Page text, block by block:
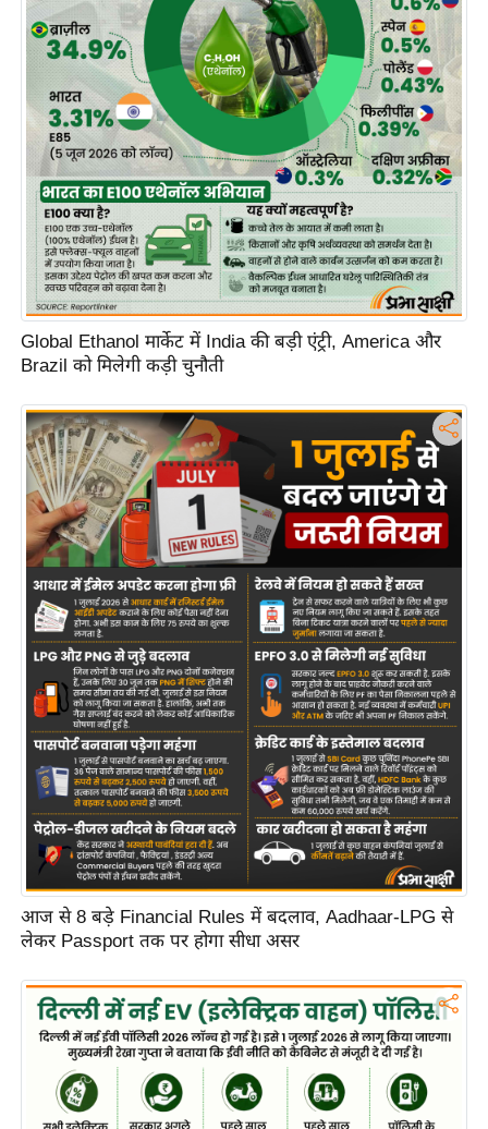
Global Ethanol मार्केट में India की बड़ी एंट्री, America और
Brazil को मिलेगी कड़ी चुनौती
आज से 8 बड़े Financial Rules में बदलाव, Aadhaar-LPG से
लेकर Passport तक पर होगा सीधा असर